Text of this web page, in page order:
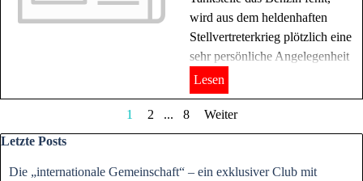
wird aus dem heldenhaften
Stellvertreterkrieg plötzlich eine
sehr persönliche Angelegenheit
Lesen
Aktuelle Seite:
1 Gehen Sie zu Seite:
2 ... Gehen Sie zu Seite:
8
Weiter
Block überspringen Letzte Posts
Letzte Posts
Die „internationale Gemeinschaft“ – ein exklusiver Club mit